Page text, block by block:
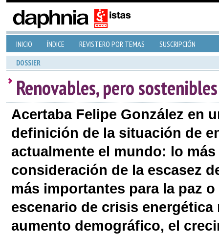
INICIO ÍNDICE REVISTERO POR TEMAS SUSCRIPCIÓN
DOSSIER
Renovables, pero sostenibles
Acertaba Felipe González en
definición de la situación de
actualmente el mundo: lo
consideración de la escasez
más importantes para la paz
escenario de crisis
aumento demográfico, el